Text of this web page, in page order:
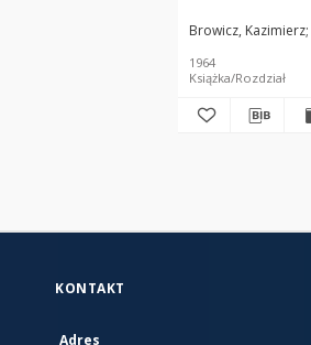
Browicz, Kazimierz
1964
Książka/Rozdział
KONTAKT
Adres